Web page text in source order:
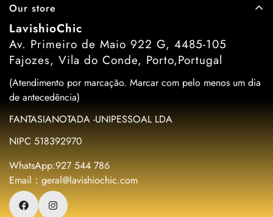
Our store
LavishioChic
Av. Primeiro de Maio 922 G, 4485-105
Fajozes, Vila do Conde, Porto,Portugal
(Atendimento por marcação. Marcar com pelo menos um dia
de antecedência)
FANTASIANOTADA -UNIPESSOAL LDA
NIPC 518392970
WhatsApp:927 544 786
Email：geral@lavishiochic.com